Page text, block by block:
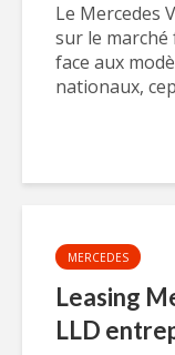
Le Mercedes
sur le marché
face aux
nationaux,
MERCEDES
Leasing
LLD